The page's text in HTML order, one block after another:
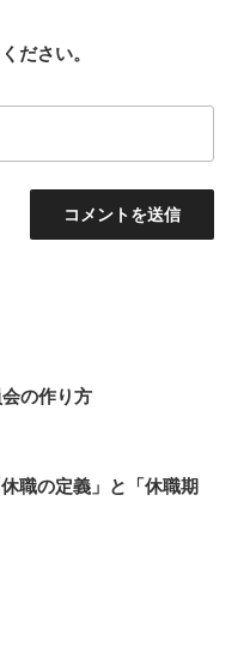
ださい。
の作り方
職の定義」と「休職期